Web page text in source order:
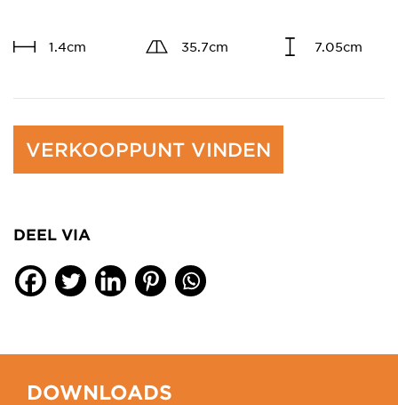
1.4cm 35.7cm 7.05cm
VERKOOPPUNT VINDEN
DEEL VIA
DOWNLOADS